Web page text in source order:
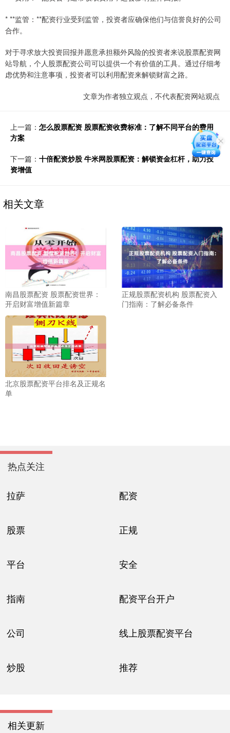
* **监管：**配资行业受到监管，投资者应确保他们与信誉良好的公司
合作。
对于寻求放大投资回报并愿意承担额外风险的投资者来说股票配资网
站导航，个人股票配资公司可以提供一个有价值的工具。通过仔细考
虑优势和注意事项，投资者可以利用配资来解锁财富之路。
文章为作者独立观点，不代表配资网站观点
上一篇： 怎么股票配资 股票配资收费标准：了解不同平台的费用
方案
下一篇： 十倍配资炒股 牛米网股票配资：解锁资金杠杆，助力投
资增值
相关文章
南昌股票配资 股票配资世界：
开启财富增值新篇章
正规股票配资机构 股票配资入
门指南：了解必备条件
北京股票配资平台排名及正规名
单
热点关注
拉萨 配资
股票 正规
平台 安全
指南 配资平台开户
公司 线上股票配资平台
炒股 推荐
相关更新